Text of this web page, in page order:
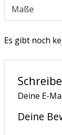
Maße
Es gibt noch
Deine E-
Deine